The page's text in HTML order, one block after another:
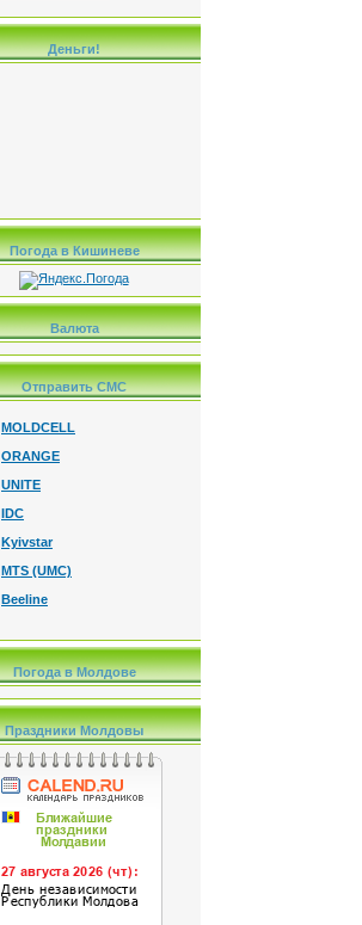
Деньги!
Погода в Кишиневе
Валюта
Отправить СМС
MOLDCELL
ORANGE
UNITE
IDC
Kyivstar
MTS (UMC)
Beeline
Погода в Молдове
Праздники Молдовы